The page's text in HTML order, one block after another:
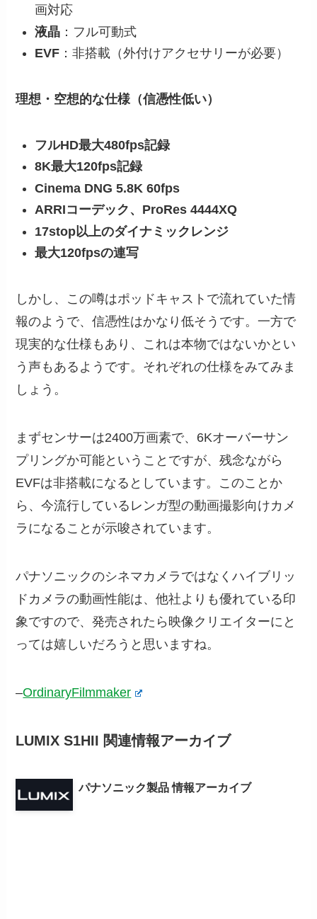
画対応
液晶 ：フル可動式
EVF ：非搭載（外付けアクセサリーが必要）
理想・空想的な仕様（信憑性低い）
フルHD最大480fps記録
8K最大120fps記録
Cinema DNG 5.8K 60fps
ARRIコーデック、ProRes 4444XQ
17stop以上のダイナミックレンジ
最大120fpsの連写
しかし、この噂はポッドキャストで流れていた情
報のようで、信憑性はかなり低そうです。一方で
現実的な仕様もあり、これは本物ではないかとい
う声もあるようです。それぞれの仕様をみてみま
しょう。
まずセンサーは2400万画素で、6Kオーバーサン
プリングか可能ということですが、残念ながら
EVFは非搭載になるとしています。このことか
ら、今流行しているレンガ型の動画撮影向けカメ
ラになることが示唆されています。
パナソニックのシネマカメラではなくハイブリッ
ドカメラの動画性能は、他社よりも優れている印
象ですので、発売されたら映像クリエイターにと
っては嬉しいだろうと思いますね。
–OrdinaryFilmmaker
LUMIX S1HII 関連情報アーカイブ
パナソニック製品 情報アーカイブ